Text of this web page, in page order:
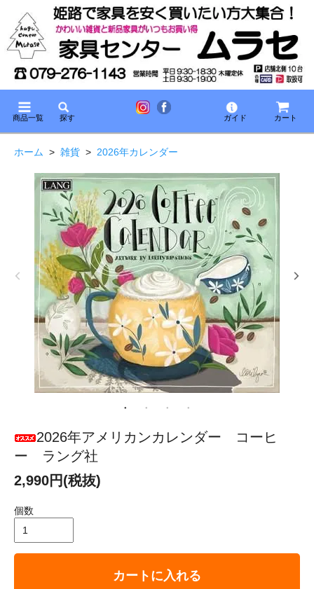
商品一覧 探す ガイド カート
ホーム > 雑貨 > 2026年カレンダー
2026年アメリカンカレンダー コーヒ
ー ラング社
2,990円(税抜)
個数
カートに入れる